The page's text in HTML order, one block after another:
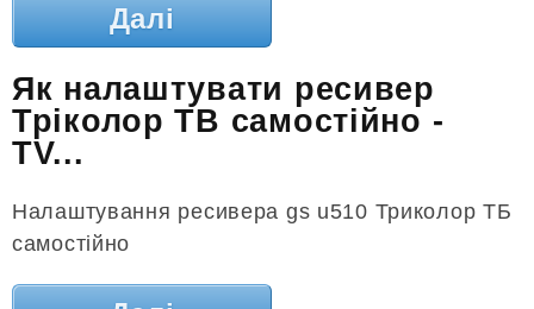
Далі
Як налаштувати ресивер
Тріколор ТВ самостійно -
TV...
Налаштування ресивера gs u510 Триколор ТБ
самостійно